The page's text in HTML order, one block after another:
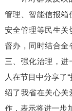
管理、智能信报箱
安全管理等民生关
督办，
同时结合
三、强化治理 ，
人在节目中分享了
绍了我省在关心关
作，表示将进一步